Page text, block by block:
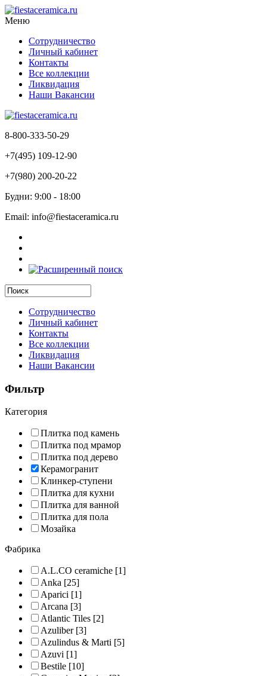
Меню
Сотрудничество
Личный кабинет
Контакты
Все коллекции
Ликвидация
Наши Вакансии
8-800-333-50-29
+7(495) 109-12-90
+7(980) 200-20-22
Будни: 9:00 - 18:00
Email: info@fiestaceramica.ru
Сотрудничество
Личный кабинет
Контакты
Все коллекции
Ликвидация
Наши Вакансии
Фильтр
Категория
Плитка под камень
Плитка под мрамор
Плитка под дерево
Керамогранит
Клинкер-ступени
Плитка для кухни
Плитка для ванной
Плитка для пола
Мозайка
Фабрика
A.L.CO ceramiche [1]
Anka [25]
Aparici [1]
Arcana [3]
Atlantic Tiles [2]
Azuliber[3]
Azulindus & Marti [5]
Azuvi [1]
Bestile [10]